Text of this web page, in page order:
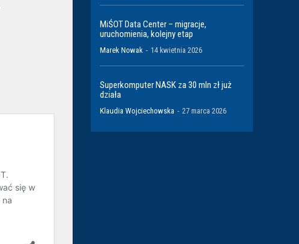
MiŚOT Data Center – migracje,
uruchomienia, kolejny etap
Marek Nowak - 14 kwietnia 2026
Superkomputer NASK za 30 mln zł już
działa
Klaudia Wojciechowska - 27 marca 2026